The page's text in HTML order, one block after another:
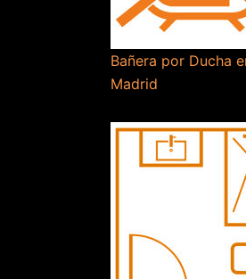
Bañera por Ducha
Madrid